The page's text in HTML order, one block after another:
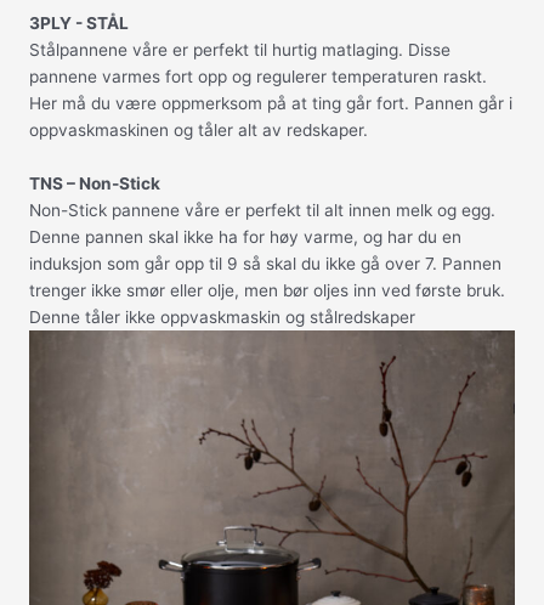
3PLY - STÅL
Stålpannene våre er perfekt til hurtig matlaging. Disse
pannene varmes fort opp og regulerer temperaturen raskt.
Her må du være oppmerksom på at ting går fort. Pannen går i
oppvaskmaskinen og tåler alt av redskaper.
TNS – Non-Stick
Non-Stick pannene våre er perfekt til alt innen melk og egg.
Denne pannen skal ikke ha for høy varme, og har du en
induksjon som går opp til 9 så skal du ikke gå over 7. Pannen
trenger ikke smør eller olje, men bør oljes inn ved første bruk.
Denne tåler ikke oppvaskmaskin og stålredskaper